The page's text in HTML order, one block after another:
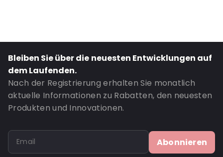
Bestell-ID: 511
Bleiben Sie über die neuesten Entwicklungen auf
dem Laufenden.
Nach der Registrierung erhalten Sie monatlich
aktuelle Informationen zu Rabatten, den neuesten
Produkten und Innovationen.
Abonnieren